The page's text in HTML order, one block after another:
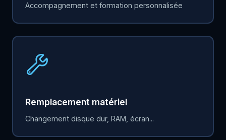
Accompagnement et formation personnalisée
Remplacement matériel
Changement disque dur, RAM, écran...